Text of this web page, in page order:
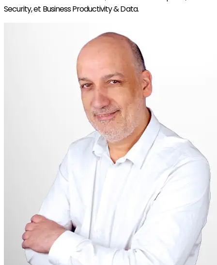
Security, et Business Productivity & Data.